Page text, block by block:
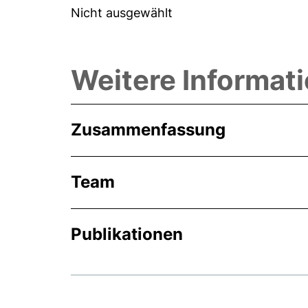
Nicht ausgewählt
Weitere
Zusammenfassung
Team
Publikationen